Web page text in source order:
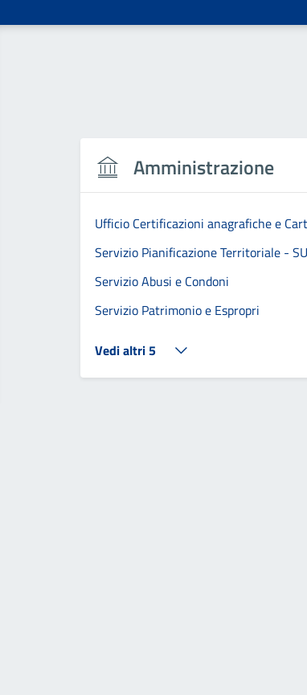
Amministrazione
Ufficio Certificazioni anagrafiche e
Servizio Pianificazione Territoriale -
Servizio Abusi e Condoni
Servizio Patrimonio e Espropri
Vedi altri 5